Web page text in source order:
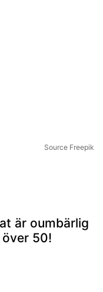
Source Freepik
är oumbärlig
50!